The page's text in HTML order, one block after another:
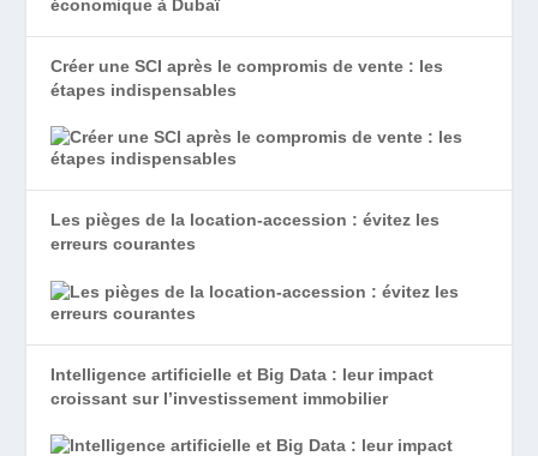
Créer une SCI après le compromis de vente : les
étapes indispensables
Les pièges de la location-accession : évitez les
erreurs courantes
Intelligence artificielle et Big Data : leur impact
croissant sur l’investissement immobilier